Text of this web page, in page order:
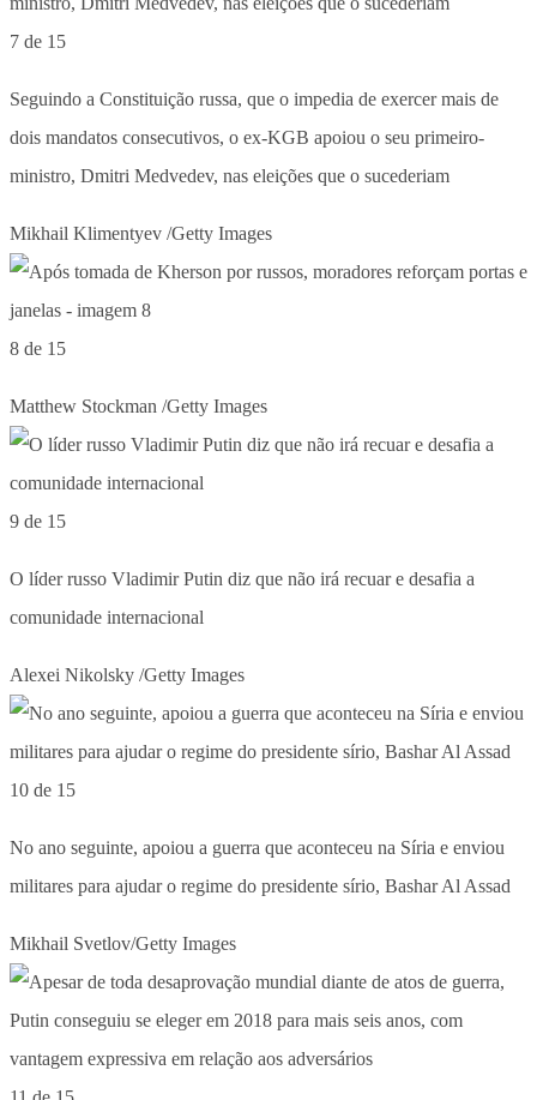
7 de 15
Seguindo a Constituição russa, que o impedia de exercer mais de
dois mandatos consecutivos, o ex-KGB apoiou o seu primeiro-
ministro, Dmitri Medvedev, nas eleições que o sucederiam
Mikhail Klimentyev /Getty Images
8 de 15
Matthew Stockman /Getty Images
9 de 15
O líder russo Vladimir Putin diz que não irá recuar e desafia a
comunidade internacional
Alexei Nikolsky /Getty Images
10 de 15
No ano seguinte, apoiou a guerra que aconteceu na Síria e enviou
militares para ajudar o regime do presidente sírio, Bashar Al Assad
Mikhail Svetlov/Getty Images